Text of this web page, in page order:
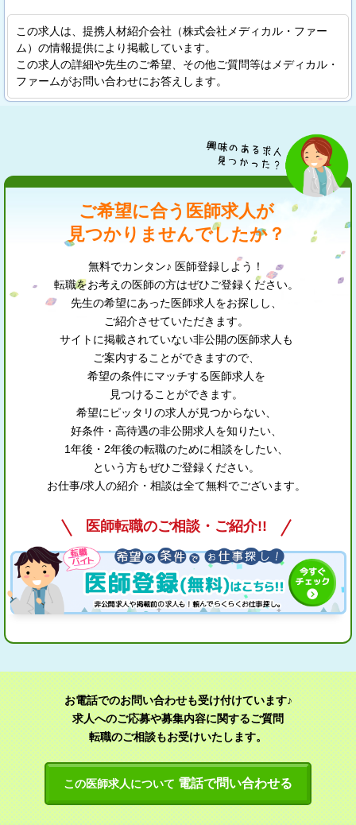
この求人は、提携人材紹介会社（株式会社メディカル・ファー
ム）の情報提供により掲載しています。
この求人の詳細や先生のご希望、その他ご質問等はメディカル・
ファームがお問い合わせにお答えします。
ご希望に合う医師求人が
見つかりませんでしたか？
無料でカンタン♪ 医師登録しよう！
転職をお考えの医師の方はぜひご登録ください。
先生の希望にあった医師求人をお探しし、
ご紹介させていただきます。
サイトに掲載されていない非公開の医師求人も
ご案内することができますので、
希望の条件にマッチする医師求人を
見つけることができます。
希望にピッタリの求人が見つからない、
好条件・高待遇の非公開求人を知りたい、
1年後・2年後の転職のために相談をしたい、
という方もぜひご登録ください。
お仕事/求人の紹介・相談は全て無料でございます。
医師転職のご相談・ご紹介!!
お電話でのお問い合わせも受け付けています♪
求人へのご応募や募集内容に関するご質問
転職のご相談もお受けいたします。
この医師求人について 電話で問い合わせる